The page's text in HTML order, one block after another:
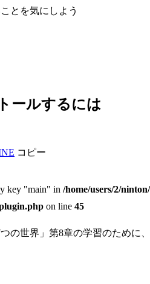
とを気にしよう
ールするには
コピー
key "main" in /home/users/2/
on line 45
の世界」第8章の学習のために